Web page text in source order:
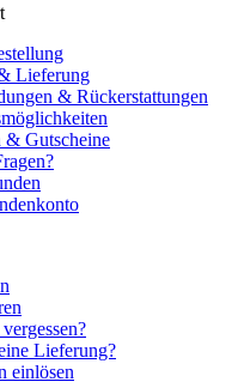
Lieferung
& Rückerstattungen
& Gutscheine
Lieferung?
einlösen